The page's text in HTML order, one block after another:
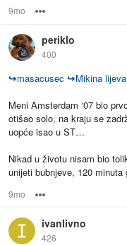
9mo
periklo
400
↪masacusec ↪Mikina
Meni Amsterdam ‘07 bio
otišao solo, na kraju se
uopće isao u ST…
Nikad u životu nisam bio
unijeti bubnjeve, 120
9mo
ivanlivno
426